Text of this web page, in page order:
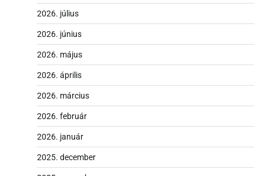
2026. július
2026. június
2026. május
2026. április
2026. március
2026. február
2026. január
2025. december